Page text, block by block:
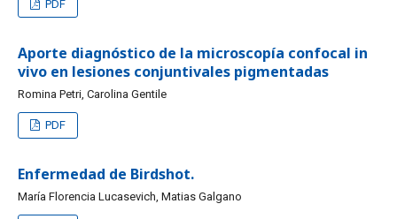
PDF
Aporte diagnóstico de la microscopía confocal in
vivo en lesiones conjuntivales pigmentadas
Romina Petri, Carolina Gentile
PDF
Enfermedad de Birdshot.
María Florencia Lucasevich, Matias Galgano